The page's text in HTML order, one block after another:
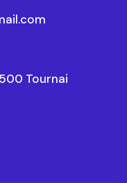
Tournai